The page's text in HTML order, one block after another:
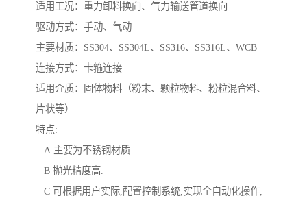
适用工况：重力卸料换向、气力输送管道换向
驱动方式：手动、气动
主要材质：SS304、SS304L、SS316、SS316L、WCB
连接方式：卡箍连接
适用介质：固体物料（粉末、颗粒物料、粉粒混合料、
片状等）
特点:
A 主要为不锈钢材质.
B 抛光精度高.
C 可根据用户实际,配置控制系统,实现全自动化操作,